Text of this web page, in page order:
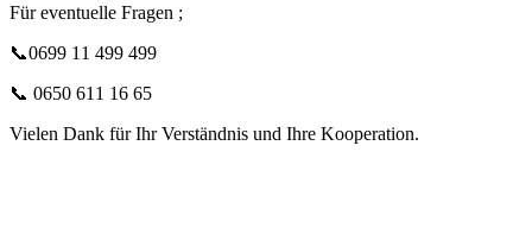
Für eventuelle Fragen ;
📞0699 11 499 499
📞 0650 611 16 65
Vielen Dank für Ihr Verständnis und Ihre Kooperation.